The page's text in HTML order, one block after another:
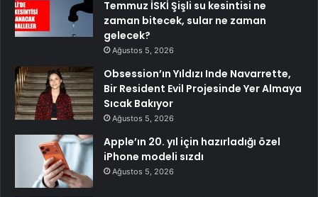
Temmuz İSKİ Şişli su kesintisi ne
zaman bitecek, sular ne zaman
gelecek?
Ağustos 5, 2026
Obsession’ın Yıldızı Inde Navarrette,
Bir Resident Evil Projesinde Yer Almaya
Sıcak Bakıyor
Ağustos 5, 2026
Apple’ın 20. yıl için hazırladığı özel
iPhone modeli sızdı
Ağustos 5, 2026